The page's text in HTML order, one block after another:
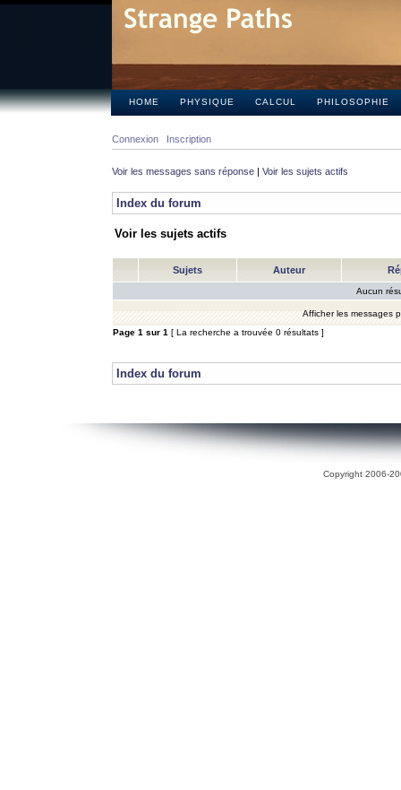
HOME PHYSIQUE CALCUL PHILOSOPHIE
Connexion Inscription
Voir les messages sans réponse | Voir les sujets actifs
Index du forum
Voir les sujets actifs
Sujets Auteur
Aucun
Afficher les messages
Page 1 sur 1 [ La recherche a trouvée 0 résultats ]
Index du forum
Copyright 2006-